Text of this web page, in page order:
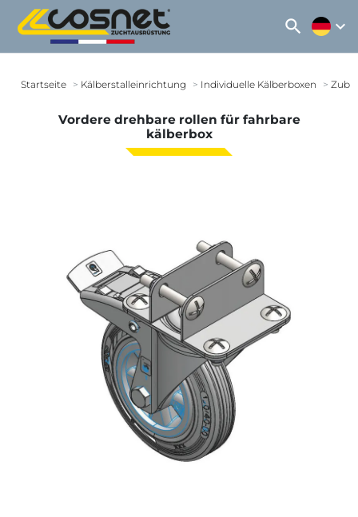
search expand_more
Startseite Kälberstalleinrichtung Individuelle Kälberboxen
Vordere drehbare rollen für fahrbare
kälberbox